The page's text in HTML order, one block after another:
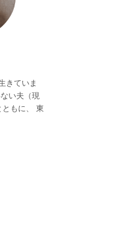
きていま
い夫（現
もに、 東